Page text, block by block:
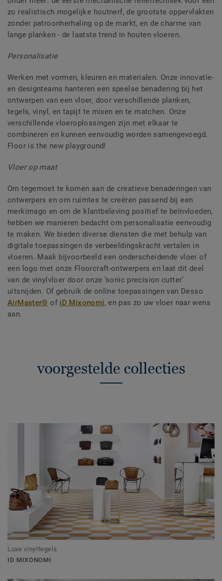
zo realistisch mogelijke houtnerf, de grootste oppervlakten
zonder patroonherhaling op de markt, en de charme van
lange planken - de laatste trend in houten vloeren.
Personalisatie
Werken met vormen, kleuren en materialen. Onze innovatie-
en designteams hanteren een speelse benadering bij het
ontwerpen van een vloer, door verschillende planken,
tegels, vinyl, en tapijt te mixen en te matchen. Onze
verschillende vloeroplossingen zijn met elkaar te
combineren en kunnen eenvoudig worden samengevoegd.
Floor is the new playground!
Vloer op maat
Om tegemoet te komen aan de creatieve benaderingen van
ontwerpers en om ruimtes te creëren passend bij een
merkimago en om de klantbeleving positief te beïnvloeden,
hebben we manieren bedacht om personalisatie eenvoudig
te maken. We bieden diverse diensten die met behulp van
digitale toepassingen de verbeeldingskracht vertalen in
vloeren. Maak bijvoorbeeld een onderscheidende vloer of
een logo met onze Floorcraft-ontwerpers en laat dit deel
van de vinylvloer door onze ‘sonic precision cutter’
uitsnijden. Of gebruik de online toepassingen van Desso
AirMaster® of iD Mixonomi, en pas zo uw vloer naar wens
aan.
voorgestelde collecties
Luxe vinyltegels
ID MIXONOMI